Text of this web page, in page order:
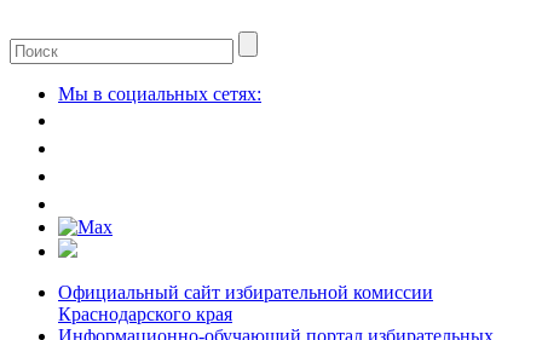
Мы в социальных сетях:
Официальный сайт избирательной комиссии
Краснодарского края
Информационно-обучающий портал избирательных